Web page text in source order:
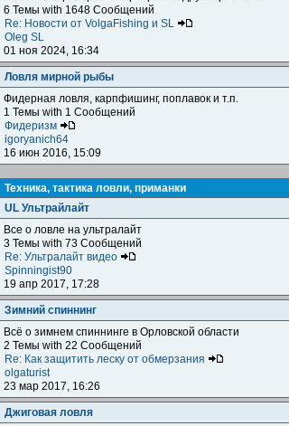
6 Темы with 1648 Сообщений
Re: Новости от VolgaFishing и SL
Oleg SL
01 ноя 2024, 16:34
Ловля мирной рыбы
Фидерная ловля, карпфишинг, поплавок и т.п.
1 Темы with 1 Сообщений
Фидеризм
igoryanich64
16 июн 2016, 15:09
Техника, тактика ловли, приманки
UL Ультрайлайт
Все о ловле на ультралайт
3 Темы with 73 Сообщений
Re: Ультралайт видео
Spinningist90
19 апр 2017, 17:28
Зимний спиннинг
Всё о зимнем спиннинге в Орловской области
2 Темы with 22 Сообщений
Re: Как защитить леску от обмерзания
olgaturist
23 мар 2017, 16:26
Джиговая ловля